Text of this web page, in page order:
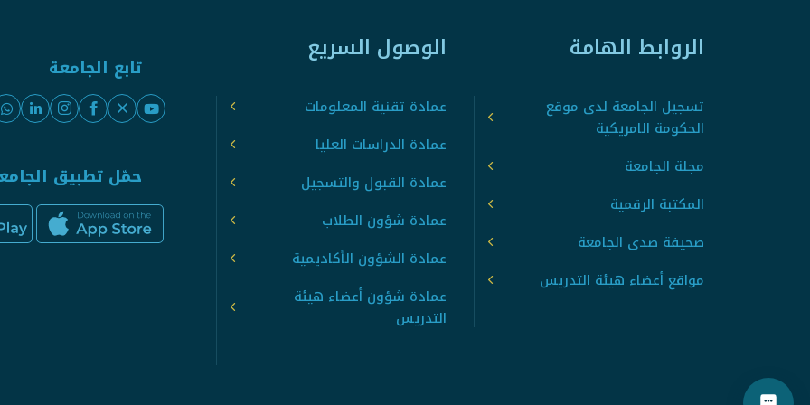
الروابط الهامة
تسجيل الجامعة لدى موقع
الحكومة الامريكية
مجلة الجامعة
المكتبة الرقمية
صحيفة صدى الجامعة
مواقع أعضاء هيئة التدريس
الوصول السريع
عمادة تقنية المعلومات
عمادة الدراسات العليا
عمادة القبول والتسجيل
عمادة شؤون الطلاب
عمادة الشؤون الأكاديمية
عمادة شؤون أعضاء هيئة
التدريس
تابع الجامعة
حمّل تطبيق